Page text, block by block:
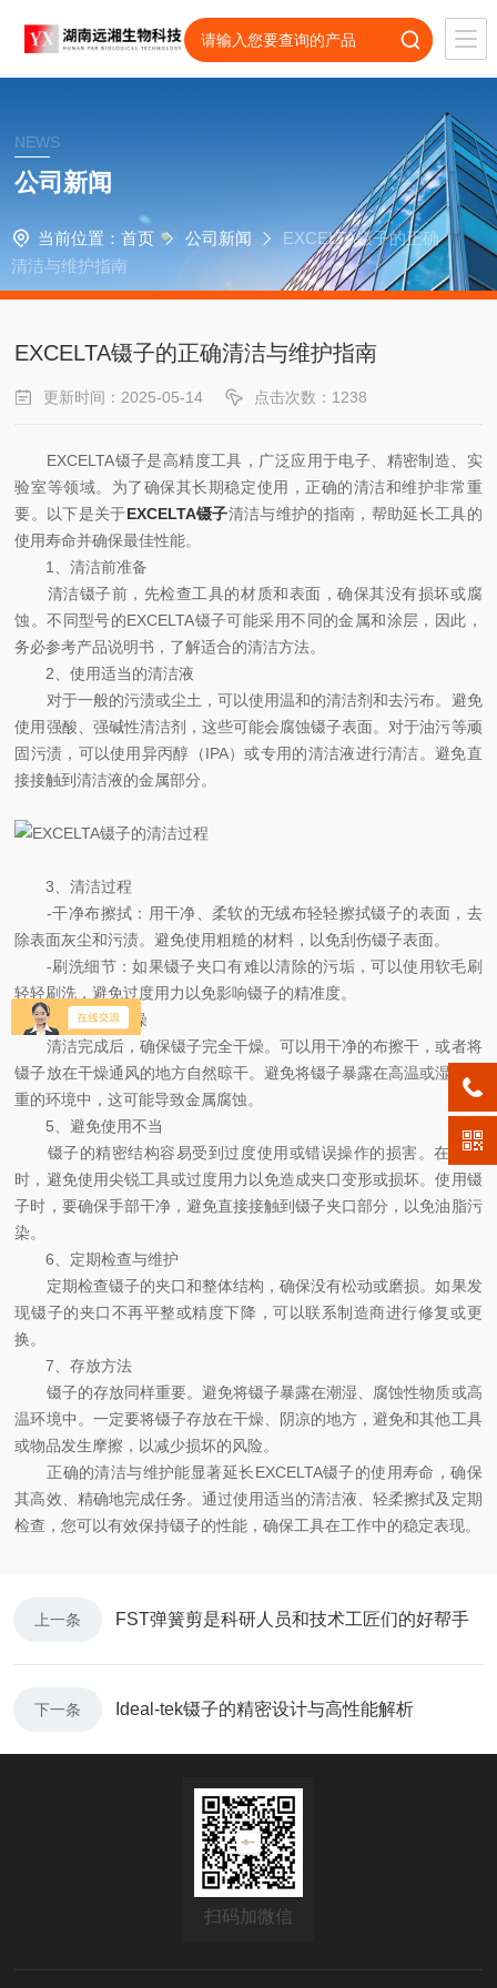
NEWS
公司新闻
当前位置： 首页 公司新闻
EXCELTA镊子的正确
清洁与维护指南
EXCELTA镊子的正确清洁与维护指南
更新时间：2025-05-14 点击次数：1238
EXCELTA镊子是高精度工具，广泛应用于电子、精密制造、实
验室等领域。为了确保其长期稳定使用，正确的清洁和维护非常重
要。以下是关于EXCELTA镊子清洁与维护的指南，帮助延长工具的
使用寿命并确保最佳性能。
1、清洁前准备
清洁镊子前，先检查工具的材质和表面，确保其没有损坏或腐
蚀。不同型号的EXCELTA镊子可能采用不同的金属和涂层，因此，
务必参考产品说明书，了解适合的清洁方法。
2、使用适当的清洁液
对于一般的污渍或尘土，可以使用温和的清洁剂和去污布。避免
使用强酸、强碱性清洁剂，这些可能会腐蚀镊子表面。对于油污等顽
固污渍，可以使用异丙醇（IPA）或专用的清洁液进行清洁。避免直
接接触到清洁液的金属部分。
3、清洁过程
-干净布擦拭：用干净、柔软的无绒布轻轻擦拭镊子的表面，去
除表面灰尘和污渍。避免使用粗糙的材料，以免刮伤镊子表面。
-刷洗细节：如果镊子夹口有难以清除的污垢，可以使用软毛刷
轻轻刷洗，避免过度用力以免影响镊子的精准度。
4、清洁后干燥
清洁完成后，确保镊子完全干燥。可以用干净的布擦干，或者将
镊子放在干燥通风的地方自然晾干。避免将镊子暴露在高温或湿气过
重的环境中，这可能导致金属腐蚀。
5、避免使用不当
镊子的精密结构容易受到过度使用或错误操作的损害。在清洁
时，避免使用尖锐工具或过度用力以免造成夹口变形或损坏。使用镊
子时，要确保手部干净，避免直接接触到镊子夹口部分，以免油脂污
染。
6、定期检查与维护
定期检查镊子的夹口和整体结构，确保没有松动或磨损。如果发
现镊子的夹口不再平整或精度下降，可以联系制造商进行修复或更
换。
7、存放方法
镊子的存放同样重要。避免将镊子暴露在潮湿、腐蚀性物质或高
温环境中。一定要将镊子存放在干燥、阴凉的地方，避免和其他工具
或物品发生摩擦，以减少损坏的风险。
正确的清洁与维护能显著延长EXCELTA镊子的使用寿命，确保
其高效、精确地完成任务。通过使用适当的清洁液、轻柔擦拭及定期
检查，您可以有效保持镊子的性能，确保工具在工作中的稳定表现。
上一条 FST弹簧剪是科研人员和技术工匠们的好帮手
下一条 Ideal-tek镊子的精密设计与高性能解析
扫码加微信